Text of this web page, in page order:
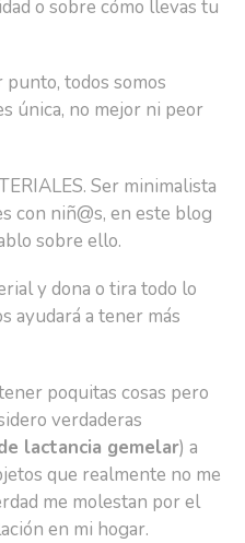
o sobre cómo llevas tu
todos somos
única, no mejor ni peor
Ser minimalista
con niñ@s, en este blog
sobre ello.
y dona o tira todo lo
ayudará a tener más
poquitas cosas pero
verdaderas
lactancia gemelar) a
que realmente no me
me molestan por el
en mi hogar.